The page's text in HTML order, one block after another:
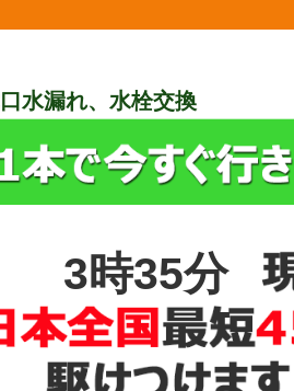
水漏れ、水栓交換
3時35分